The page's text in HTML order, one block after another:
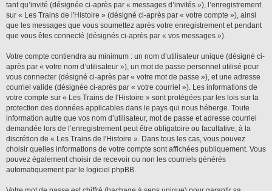
tant qu’invité (désignée ci-après par « messages d’invités »), l’enregistrement
sur « Les Trains de l'Histoire » (désigné ci-après par « votre compte »), ainsi
que les messages que vous soumettez après votre enregistrement et pendant
que vous êtes connecté (désignés ci-après par « vos messages »).
Votre compte contiendra au minimum : un nom d’utilisateur unique (désigné ci-
après par « votre nom d’utilisateur »), un mot de passe personnel utilisé pour
vous connecter (désigné ci-après par « votre mot de passe »), et une adresse
courriel valide (désignée ci-après par « votre courriel »). Les informations de
votre compte sur « Les Trains de l'Histoire » sont protégées par les lois sur la
protection des données applicables dans le pays qui nous héberge. Toute
information autre que vos nom d’utilisateur, mot de passe et adresse courriel
demandée lors de l’enregistrement peut être obligatoire ou facultative, à la
discrétion de « Les Trains de l'Histoire ». Dans tous les cas, vous pouvez
choisir quelles informations de votre compte sont affichées publiquement. Vous
pouvez également choisir de recevoir ou non les courriels générés
automatiquement par le logiciel phpBB.